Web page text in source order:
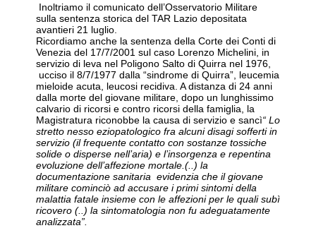
Inoltriamo il comunicato dell’Osservatorio Militare
sulla sentenza storica del TAR Lazio depositata
avantieri 21 luglio.
Ricordiamo anche la sentenza della Corte dei Conti di
Venezia del 17/7/2001 sul caso Lorenzo Michelini, in
servizio di leva nel Poligono Salto di Quirra nel 1976,
ucciso il 8/7/1977 dalla “sindrome di Quirra”, leucemia
mieloide acuta, leucosi recidiva. A distanza di 24 anni
dalla morte del giovane militare, dopo un lunghissimo
calvario di ricorsi e contro ricorsi della famiglia, la
Magistratura riconobbe la causa di servizio e sancì“ Lo
stretto nesso eziopatologico fra alcuni disagi sofferti in
servizio (il frequente contatto con sostanze tossiche
solide o disperse nell’aria) e l’insorgenza e repentina
evoluzione dell’affezione mortale.(..) la
documentazione sanitaria evidenzia che il giovane
militare cominciò ad accusare i primi sintomi della
malattia fatale insieme con le affezioni per le quali subì
ricovero (..) la sintomatologia non fu adeguatamente
analizzata”.